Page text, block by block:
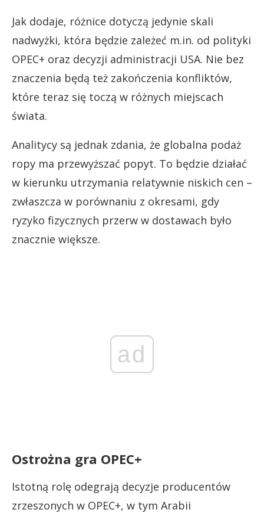
Jak dodaje, różnice dotyczą jedynie skali
nadwyżki, która będzie zależeć m.in. od polityki
OPEC+ oraz decyzji administracji USA. Nie bez
znaczenia będą też zakończenia konfliktów,
które teraz się toczą w różnych miejscach
świata.
Analitycy są jednak zdania, że globalna podaż
ropy ma przewyższać popyt. To będzie działać
w kierunku utrzymania relatywnie niskich cen –
zwłaszcza w porównaniu z okresami, gdy
ryzyko fizycznych przerw w dostawach było
znacznie większe.
ad
Ostrożna gra OPEC+
Istotną rolę odegrają decyzje producentów
zrzeszonych w OPEC+, w tym Arabii